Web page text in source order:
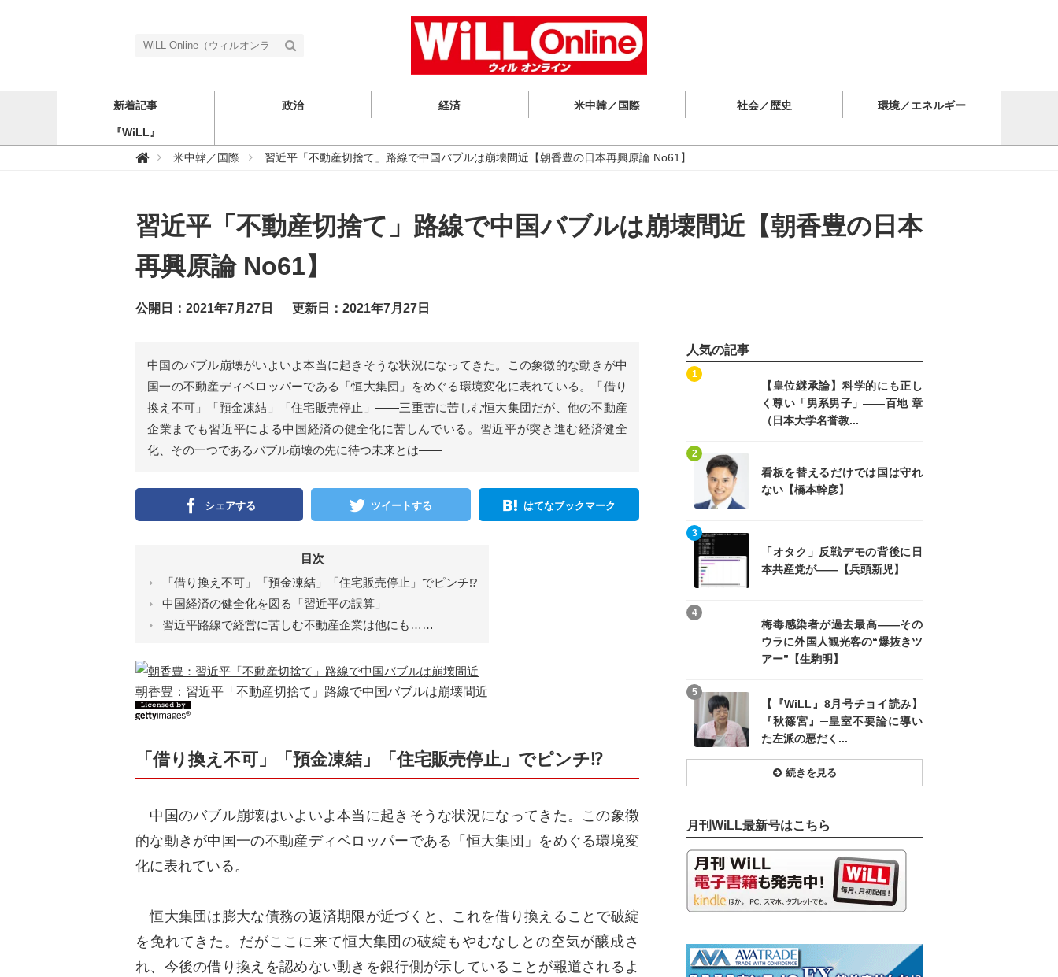
新着記事 政治 経済 米中韓／国際 社会／歴史 環境／エネルギー
『WiLL』
W
n
l
i
e
（
ウ
ル
オ
）
米中韓／国際 習近平「不動産切捨て」路線で中国バブルは崩壊間近【朝香豊の日本再興原論 No61】
習近平「不動産切捨て」路線で中国バブルは崩壊間近【朝香豊の日本
再興原論 No61】
公開日：2021年7月27日 更新日：2021年7月27日
中国のバブル崩壊がいよいよ本当に起きそうな状況になってきた。この象徴的な動きが中
国一の不動産ディベロッパーである「恒大集団」をめぐる環境変化に表れている。「借り
換え不可」「預金凍結」「住宅販売停止」――三重苦に苦しむ恒大集団だが、他の不動産
企業までも習近平による中国経済の健全化に苦しんでいる。習近平が突き進む経済健全
化、その一つであるバブル崩壊の先に待つ未来とは――
シェアする ツイートする はてなブックマーク
目次
「借り換え不可」「預金凍結」「住宅販売停止」でピンチ⁉
中国経済の健全化を図る「習近平の誤算」
習近平路線で経営に苦しむ不動産企業は他にも……
朝香豊：習近平「不動産切捨て」路線で中国バブルは崩壊間近
「借り換え不可」「預金凍結」「住宅販売停止」でピンチ⁉
中国のバブル崩壊はいよいよ本当に起きそうな状況になってきた。この象徴
的な動きが中国一の不動産ディベロッパーである「恒大集団」をめぐる環境変
化に表れている。
恒大集団は膨大な債務の返済期限が近づくと、これを借り換えることで破綻
を免れてきた。だがここに来て恒大集団の破綻もやむなしとの空気が醸成さ
れ、今後の借り換えを認めない動きを銀行側が示していることが報道されるよ
人気の記事
【皇位継承論】科学的にも正し
く尊い「男系男子」――百地 章
（日本大学名誉教...
1
看板を替えるだけでは国は守れ
ない【橋本幹彦】
2
「オタク」反戦デモの背後に日
本共産党が――【兵頭新児】
3
梅毒感染者が過去最高――その
ウラに外国人観光客の“爆抜きツ
アー”【生駒明】
4
【『WiLL』8月号チョイ読み】
『秋篠宮』─皇室不要論に導い
た左派の悪だく...
5
続きを見る
月刊WiLL最新号はこちら